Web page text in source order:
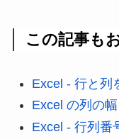
この記事も
Excel - 行と列
Excel の列の
Excel - 行列番